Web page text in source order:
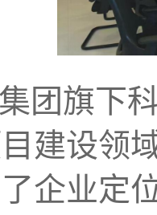
团旗下
建设领
企业定